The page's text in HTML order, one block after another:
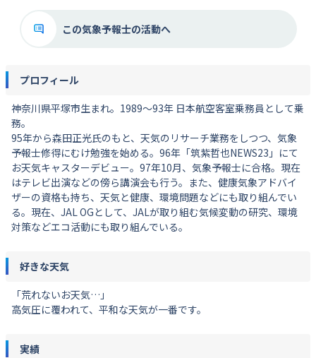
この気象予報士の活動へ
プロフィール
神奈川県平塚市生まれ。1989～93年 日本航空客室乗務員として乗
務。
95年から森田正光氏のもと、天気のリサーチ業務をしつつ、気象
予報士修得にむけ勉強を始める。96年「筑紫哲也NEWS23」にて
お天気キャスターデビュー。97年10月、気象予報士に合格。現在
はテレビ出演などの傍ら講演会も行う。また、健康気象アドバイ
ザーの資格も持ち、天気と健康、環境問題などにも取り組んでい
る。現在、JAL OGとして、JALが取り組む気候変動の研究、環境
対策などエコ活動にも取り組んでいる。
好きな天気
「荒れないお天気…」
高気圧に覆われて、平和な天気が一番です。
実績